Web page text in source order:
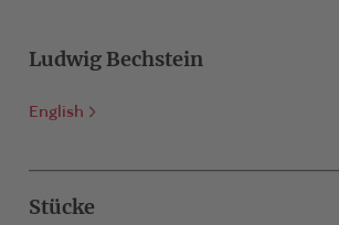
Ludwig Bechstein
English
Stücke